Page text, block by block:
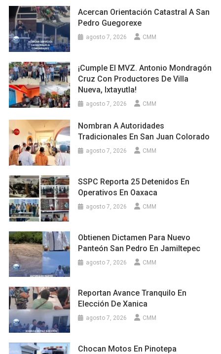
Acercan Orientación Catastral A San
Pedro Guegorexe
agosto 7, 2026 CMM
¡Cumple El MVZ. Antonio Mondragón
Cruz Con Productores De Villa
Nueva, Ixtayutla!
agosto 7, 2026 CMM
Nombran A Autoridades
Tradicionales En San Juan Colorado
agosto 7, 2026 CMM
SSPC Reporta 25 Detenidos En
Operativos En Oaxaca
agosto 7, 2026 CMM
Obtienen Dictamen Para Nuevo
Panteón San Pedro En Jamiltepec
agosto 7, 2026 CMM
Reportan Avance Tranquilo En
Elección De Xanica
agosto 7, 2026 CMM
Chocan Motos En Pinotepa